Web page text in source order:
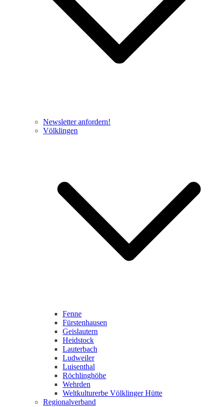
Newsletter anfordern!
Völklingen
Fenne
Fürstenhausen
Geislautern
Heidstock
Lauterbach
Ludweiler
Luisenthal
Röchlinghöhe
Wehrden
Weltkulturerbe Völklinger Hütte
Regionalverband